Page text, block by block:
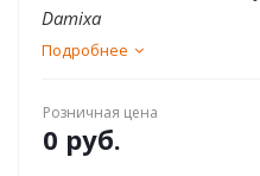
Damixa
Подробнее
Розничная цена
0 руб.